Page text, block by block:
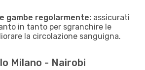
gambe regolarmente: assicurati
in tanto per sgranchire le
la circolazione sanguigna.
Milano - Nairobi